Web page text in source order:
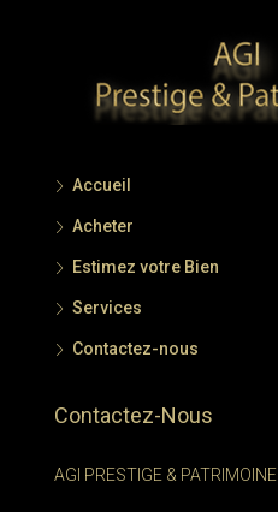
Accueil
Acheter
Estimez votre Bien
Services
Contactez-nous
Contactez-Nous
AGI PRESTIGE & PATRIMOINE